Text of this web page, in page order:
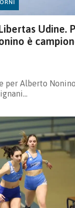
Udine.
è
per Alberto